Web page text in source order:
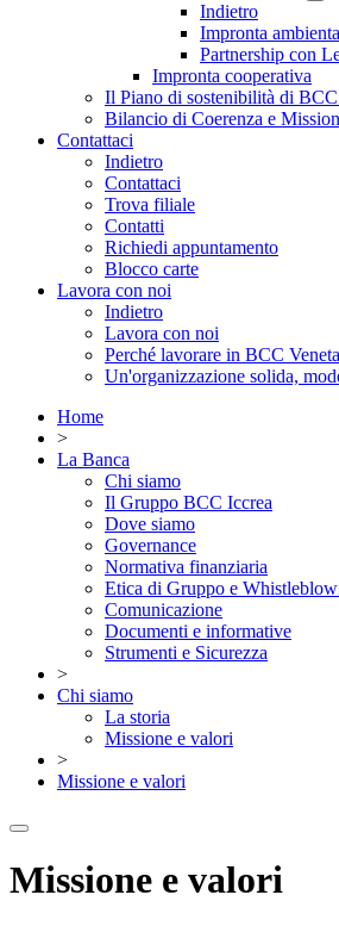
Indietro
Impronta
Partnership con
Impronta cooperativa
Il Piano di sostenibilità di BCC
Bilancio di Coerenza e
Contattaci
Indietro
Contattaci
Trova filiale
Contatti
Richiedi appuntamento
Blocco carte
Lavora con noi
Indietro
Lavora con noi
Perché lavorare in BCC Veneta
Un'organizzazione solida,
Home
>
La Banca
Chi siamo
Il Gruppo BCC Iccrea
Dove siamo
Governance
Normativa finanziaria
Etica di Gruppo e
Comunicazione
Documenti e informative
Strumenti e Sicurezza
>
Chi siamo
La storia
Missione e valori
>
Missione e valori
Missione e valori